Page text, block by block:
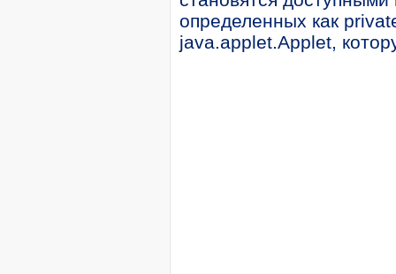
определенных как
java.applet.Applet,